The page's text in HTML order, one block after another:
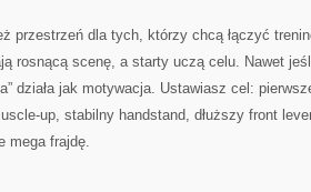
przestrzeń dla tych, którzy chcą łączyć
rosnącą scenę, a starty uczą celu. Nawet
działa jak motywacja. Ustawiasz cel:
up, stabilny handstand, dłuższy front
mega frajdę.